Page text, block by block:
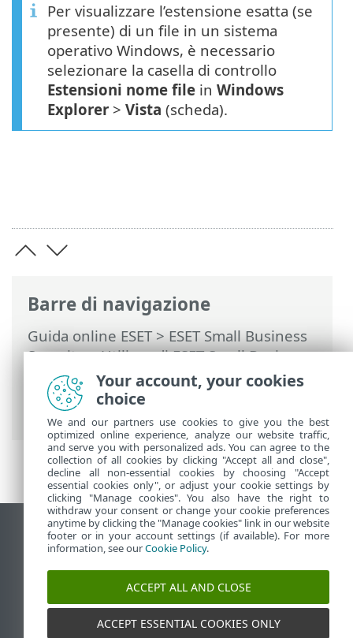
Barre di navigazione
Guida online ESET>ESET Small Business
Security>Utilizzo di ESET Small Business
Security
>Configurazione avanzata>
Protezioni>ThreatSense > Estensioni file
esclusi dal controllo
Per visualizzare l’estensione esatta (se
presente) di un file in un sistema
operativo Windows, è necessario
selezionare la casella di controllo
Estensioni nome file in Windows
Explorer > Vista (scheda).
Visualizza sito desktop
End of Life
ESET Knowledge Base
ESET Status Portal
Your account, your cookies
choice
We and our partners use cookies to give you the best
optimized online experience, analyze our website traffic,
and serve you with personalized ads. You can agree to the
collection of all cookies by clicking "Accept all and close",
decline all non-essential cookies by choosing "Accept
essential cookies only", or adjust your cookie settings by
clicking "Manage cookies". You also have the right to
withdraw your consent or change your cookie preferences
anytime by clicking the "Manage cookies" link in our website
footer or in your account settings (if available). For more
information, see ourCookie Policy.
ACCEPT ALL AND CLOSE
ACCEPT ESSENTIAL COOKIES ONLY